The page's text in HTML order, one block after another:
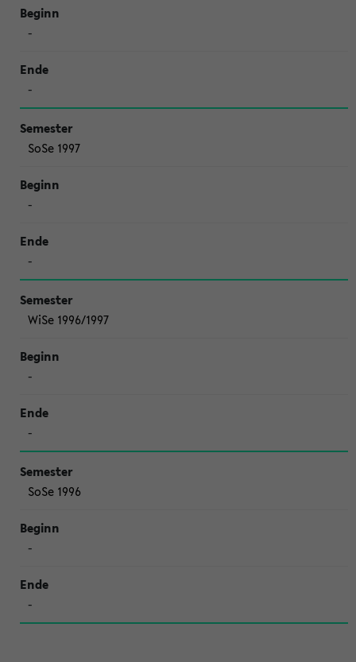
-
-
SoSe 1997
-
-
WiSe 1996/1997
-
-
SoSe 1996
-
-